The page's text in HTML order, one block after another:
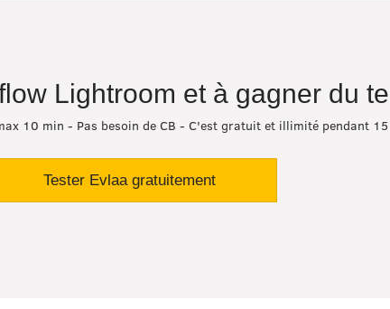
Lightroom et à gagner du
10 min - Pas besoin de CB - C'est gratuit et illimité pendant
Tester Evlaa gratuitement